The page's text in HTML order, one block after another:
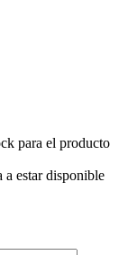
para el producto
a estar disponible